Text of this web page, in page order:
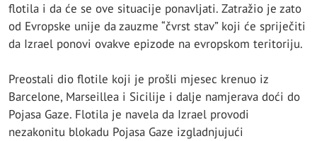
flotila i da će se ove situacije ponavljati. Zatražio je zato
od Evropske unije da zauzme “čvrst stav” koji će spriječiti
da Izrael ponovi ovakve epizode na evropskom teritoriju.
Preostali dio flotile koji je prošli mjesec krenuo iz
Barcelone, Marseillea i Sicilije i dalje namjerava doći do
Pojasa Gaze. Flotila je navela da Izrael provodi
nezakonitu blokadu Pojasa Gaze izgladnjujući